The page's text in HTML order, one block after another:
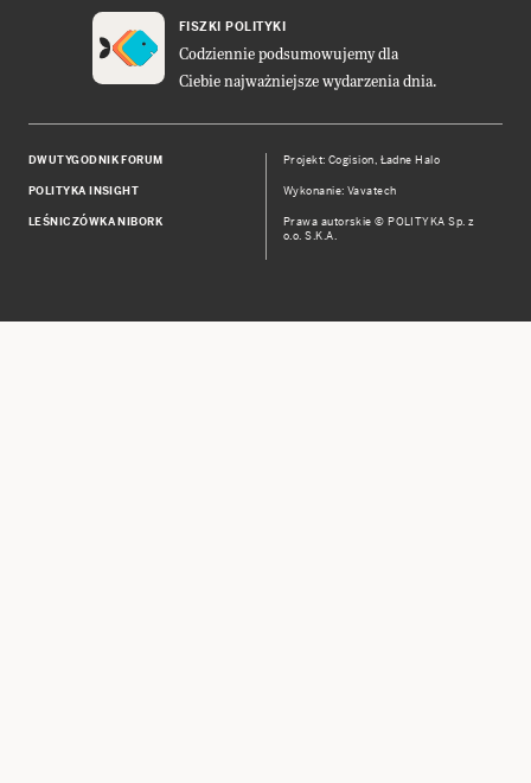
FISZKI POLITYKI
Codziennie podsumowujemy dla
Ciebie najważniejsze wydarzenia dnia.
DWUTYGODNIK FORUM
POLITYKA INSIGHT
LEŚNICZÓWKA NIBORK
Projekt:Cogision, Ładne Halo
Wykonanie: Vavatech
Prawa autorskie © POLITYKA Sp. z
o.o. S.K.A.